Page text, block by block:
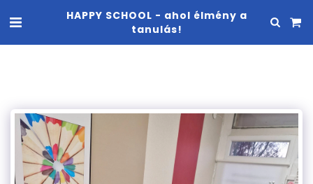
HAPPY SCHOOL - ahol élmény a
tanulás!